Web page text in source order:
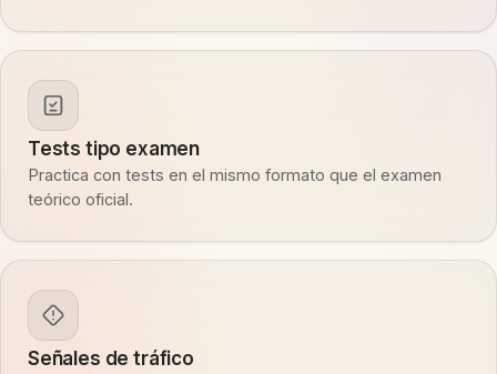
Tests tipo examen
Practica con tests en el mismo formato que el examen
teórico oficial.
Señales de tráfico